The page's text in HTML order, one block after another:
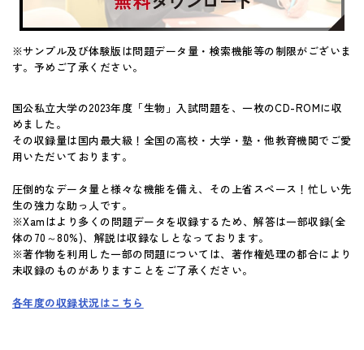
※サンプル及び体験版は問題データ量・検索機能等の制限がございま
す。予めご了承ください。
国公私立大学の2023年度「生物」入試問題を、一枚のCD-ROMに収
めました。
その収録量は国内最大級！全国の高校・大学・塾・他教育機関でご愛
用いただいております。
圧倒的なデータ量と様々な機能を備え、その上省スペース！忙しい先
生の強力な助っ人です。
※Xamはより多くの問題データを収録するため、解答は一部収録(全
体の70～80%)、解説は収録なしとなっております。
※著作物を利用した一部の問題については、著作権処理の都合により
未収録のものがありますことをご了承ください。
各年度の収録状況はこちら